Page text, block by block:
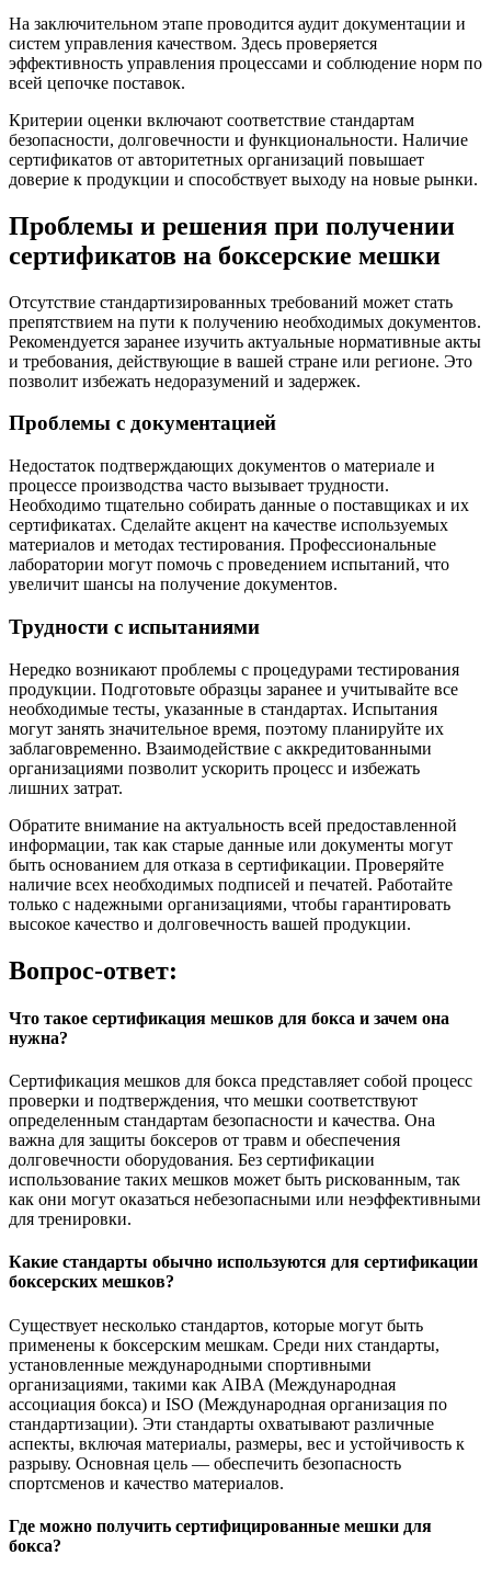
На заключительном этапе проводится аудит документации и
систем управления качеством. Здесь проверяется
эффективность управления процессами и соблюдение норм по
всей цепочке поставок.
Критерии оценки включают соответствие стандартам
безопасности, долговечности и функциональности. Наличие
сертификатов от авторитетных организаций повышает
доверие к продукции и способствует выходу на новые рынки.
Проблемы и решения при получении
сертификатов на боксерские мешки
Отсутствие стандартизированных требований может стать
препятствием на пути к получению необходимых документов.
Рекомендуется заранее изучить актуальные нормативные акты
и требования, действующие в вашей стране или регионе. Это
позволит избежать недоразумений и задержек.
Проблемы с документацией
Недостаток подтверждающих документов о материале и
процессе производства часто вызывает трудности.
Необходимо тщательно собирать данные о поставщиках и их
сертификатах. Сделайте акцент на качестве используемых
материалов и методах тестирования. Профессиональные
лаборатории могут помочь с проведением испытаний, что
увеличит шансы на получение документов.
Трудности с испытаниями
Нередко возникают проблемы с процедурами тестирования
продукции. Подготовьте образцы заранее и учитывайте все
необходимые тесты, указанные в стандартах. Испытания
могут занять значительное время, поэтому планируйте их
заблаговременно. Взаимодействие с аккредитованными
организациями позволит ускорить процесс и избежать
лишних затрат.
Обратите внимание на актуальность всей предоставленной
информации, так как старые данные или документы могут
быть основанием для отказа в сертификации. Проверяйте
наличие всех необходимых подписей и печатей. Работайте
только с надежными организациями, чтобы гарантировать
высокое качество и долговечность вашей продукции.
Вопрос-ответ:
Что такое сертификация мешков для бокса и зачем она
нужна?
Сертификация мешков для бокса представляет собой процесс
проверки и подтверждения, что мешки соответствуют
определенным стандартам безопасности и качества. Она
важна для защиты боксеров от травм и обеспечения
долговечности оборудования. Без сертификации
использование таких мешков может быть рискованным, так
как они могут оказаться небезопасными или неэффективными
для тренировки.
Какие стандарты обычно используются для сертификации
боксерских мешков?
Существует несколько стандартов, которые могут быть
применены к боксерским мешкам. Среди них стандарты,
установленные международными спортивными
организациями, такими как AIBA (Международная
ассоциация бокса) и ISO (Международная организация по
стандартизации). Эти стандарты охватывают различные
аспекты, включая материалы, размеры, вес и устойчивость к
разрыву. Основная цель — обеспечить безопасность
спортсменов и качество материалов.
Где можно получить сертифицированные мешки для
бокса?